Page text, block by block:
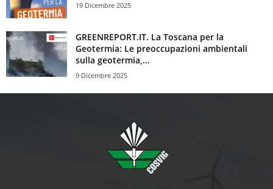
19 Dicembre 2025
GREENREPORT.IT. La Toscana per la
Geotermia: Le preoccupazioni ambientali
sulla geotermia,...
9 Dicembre 2025